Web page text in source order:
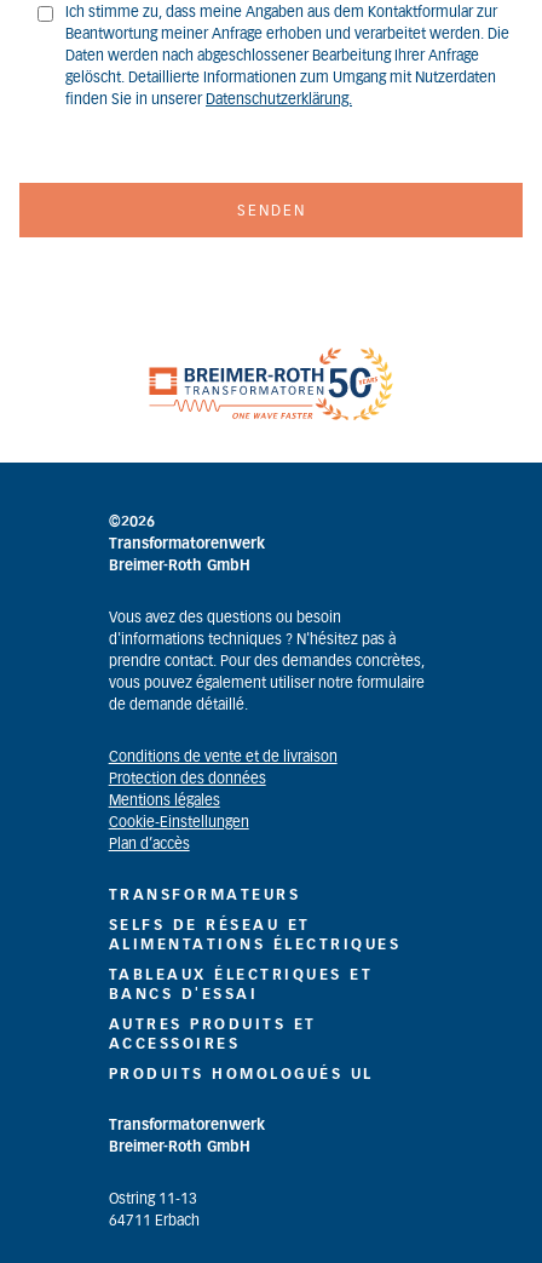
Ich stimme zu, dass meine Angaben aus dem Kontaktformular zur
Beantwortung meiner Anfrage erhoben und verarbeitet werden. Die
Daten werden nach abgeschlossener Bearbeitung Ihrer Anfrage
gelöscht. Detaillierte Informationen zum Umgang mit Nutzerdaten
finden Sie in unserer Datenschutzerklärung.
©2026
Transformatorenwerk
Breimer-Roth GmbH
Vous avez des questions ou besoin
d'informations techniques ? N'hésitez pas à
prendre contact. Pour des demandes concrètes,
vous pouvez également utiliser notre formulaire
de demande détaillé.
Conditions de vente et de livraison
Protection des données
Mentions légales
Cookie-Einstellungen
Plan d’accès
TRANSFORMATEURS
SELFS DE RÉSEAU ET
ALIMENTATIONS ÉLECTRIQUES
TABLEAUX ÉLECTRIQUES ET
BANCS D'ESSAI
AUTRES PRODUITS ET
ACCESSOIRES
PRODUITS HOMOLOGUÉS UL
Transformatorenwerk
Breimer-Roth GmbH
Ostring 11-13
64711 Erbach